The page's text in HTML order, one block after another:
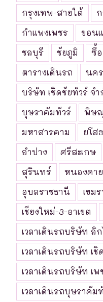
กรุงเทพ-สายใต้
กำแพงเพชร
ขอน
ชลบุรี
ชัยภูมิ ซื้
ตารางเดินรถ
นค
บริษัท เชิดชัยทัวร์ จำ
บุษราคัมทัวร์
พิษ
มหาสารคาม
ยโส
ลำปาง
ศรีสะเกษ
สุรินทร์
หนองคาย
อุบลราชธานี
เขม
เชียงใหม่-3-อาเขต
เวลาเดินรถบริษัท ลิ
เวลาเดินรถบริษัท เ
เวลาเดินรถบริษัท เพ
เวลาเดินรถบุษราคัม